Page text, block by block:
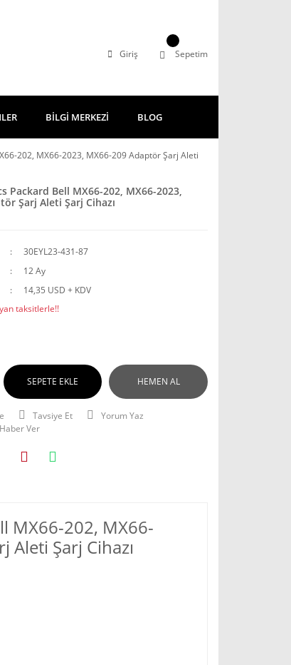
Giriş Sepetim
BİLGİ MERKEZİ BLOG
202, MX66-2023, MX66-209 Adaptör Şarj Aleti
Packard Bell MX66-202, MX66-2023,
Şarj Aleti Şarj Cihazı
30EYL23-431-87
12 Ay
14,35 USD + KDV
taksitlerle!!
SEPETE EKLE HEMEN AL
Tavsiye Et
Yorum Yaz
Ver
MX66-202, MX66-
Şarj Cihazı